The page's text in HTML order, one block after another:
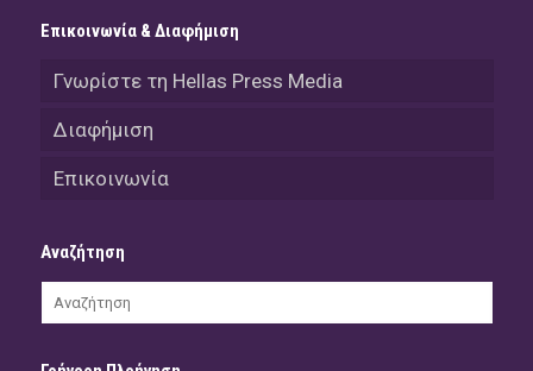
Επικοινωνία & Διαφήμιση
Γνωρίστε τη Hellas Press Media
Διαφήμιση
Επικοινωνία
Αναζήτηση